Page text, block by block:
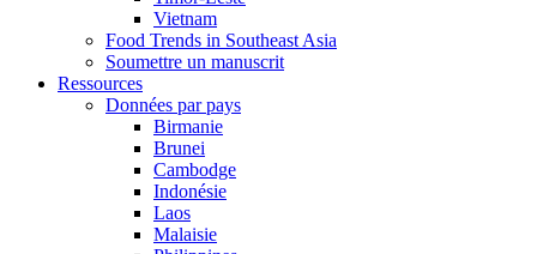
Vietnam
Food Trends in Southeast Asia
Soumettre un manuscrit
Ressources
Données par pays
Birmanie
Brunei
Cambodge
Indonésie
Laos
Malaisie